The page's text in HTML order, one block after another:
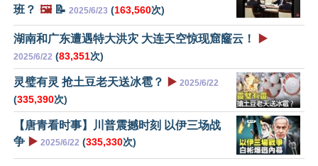
班？ 🖼️📝 2025/6/23 (163,560次)
湖南和广东遭遇特大洪灾 大连天空惊现窟窿云！ ▶️
2025/6/22 (83,351次)
灵璧有灵 抢土豆老天送冰雹？ ▶️ 2025/6/22
(335,390次)
【唐青看时事】川普震撼时刻 以伊三场战
争 ▶️ 2025/6/22 (335,330次)